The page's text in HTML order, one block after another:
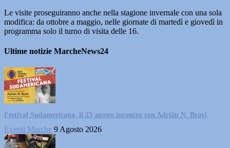
Le visite proseguiranno anche nella stagione invernale con una sola
modifica: da ottobre a maggio, nelle giornate di martedì e giovedì in
programma solo il turno di visita delle 16.
Ultime notizie MarcheNews24
Festival Sudamericana, il 23 agosto incontro con Adrián N. Bravi
Eventi Marche 9 Agosto 2026